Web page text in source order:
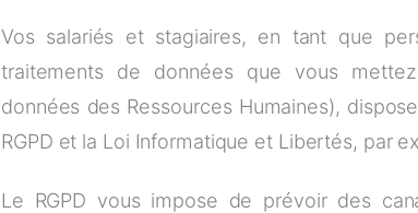
Vos salariés et stagiaires, en tant que
traitements de données que vous
données des Ressources Humaines),
RGPD et la Loi Informatique et Libertés, par
Le RGPD vous impose de prévoir des